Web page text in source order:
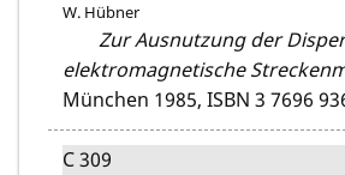
W. Hübner
Zur Ausnutzung der
elektromagnetische
München 1985, ISBN 3 7696
C 309